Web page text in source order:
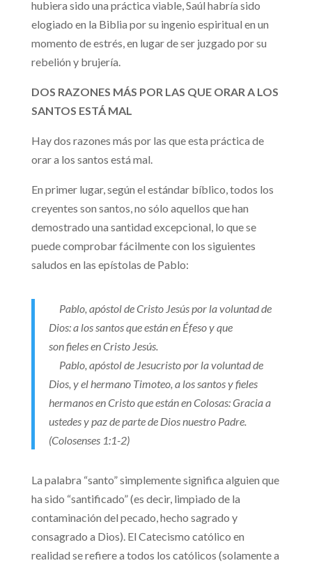
hubiera sido una práctica viable, Saúl habría sido
elogiado en la Biblia por su ingenio espiritual en un
momento de estrés, en lugar de ser juzgado por su
rebelión y brujería.
DOS RAZONES MÁS POR LAS QUE ORAR A LOS
SANTOS ESTÁ MAL
Hay dos razones más por las que esta práctica de
orar a los santos está mal.
En primer lugar, según el estándar bíblico, todos los
creyentes son santos, no sólo aquellos que han
demostrado una santidad excepcional, lo que se
puede comprobar fácilmente con los siguientes
saludos en las epístolas de Pablo:
Pablo, apóstol de Cristo Jesús por la voluntad de
Dios: a los santos que están en Éfeso y que
son fieles en Cristo Jesús.
Pablo, apóstol de Jesucristo por la voluntad de
Dios, y el hermano Timoteo, a los santos y fieles
hermanos en Cristo que están en Colosas: Gracia a
ustedes y paz de parte de Dios nuestro Padre.
(Colosenses 1:1-2)
La palabra “santo” simplemente significa alguien que
ha sido “santificado” (es decir, limpiado de la
contaminación del pecado, hecho sagrado y
consagrado a Dios). El Catecismo católico en
realidad se refiere a todos los católicos (solamente a